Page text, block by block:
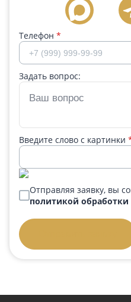
Телефон *
Задать вопрос:
Введите слово с картинки
Отправляя заявку, вы
политикой